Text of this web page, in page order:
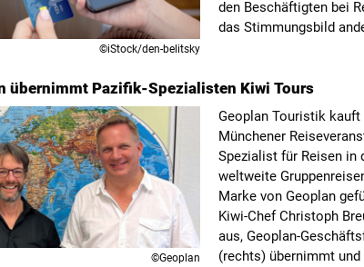
©iStock/den-belitsky
den Beschäftigten bei
das Stimmungsbild
übernimmt Pazifik-Spezialisten Kiwi Tours
©Geoplan
Geoplan Touristik kauft
Münchener
Spezialist für Reisen in
weltweite
Marke von Geoplan
Kiwi-Chef Christoph
aus, Geoplan-
(rechts) übernimmt und